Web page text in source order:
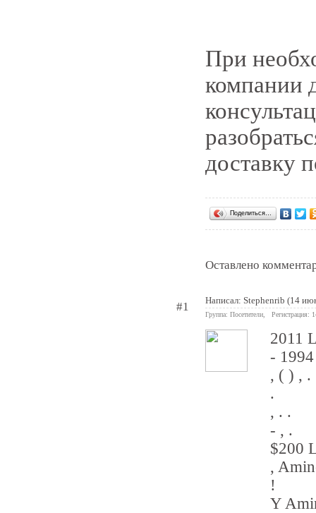
При
компании
доставку
Поделиться…
Оставлено
#1 Написал: Stephenrib (14
Группа: Посетители, Регистрация:
2011
-
, ( ) , .
.
, . .
- , .
$200
,
!
Y